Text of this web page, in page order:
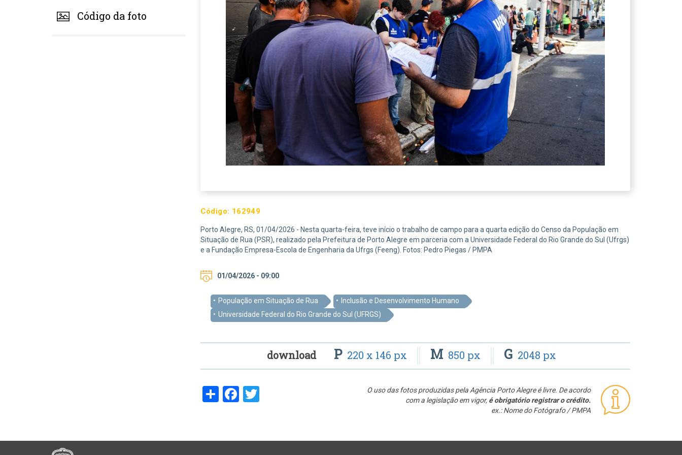
Código da foto
Código: 162949
Porto Alegre, RS, 01/04/2026 - Nesta quarta-feira, teve início o trabalho de campo para a quarta edição do Censo da População em
Situação de Rua (PSR), realizado pela Prefeitura de Porto Alegre em parceria com a Universidade Federal do Rio Grande do Sul (Ufrgs)
e a Fundação Empresa-Escola de Engenharia da Ufrgs (Feeng). Fotos: Pedro Piegas / PMPA
01/04/2026 - 09:00
População em Situação de Rua
Inclusão e Desenvolvimento Humano
Universidade Federal do Rio Grande do Sul (UFRGS)
download P 220 x 146 px M 850 px G 2048 px
O uso das fotos produzidas pela Agência Porto Alegre é livre. De acordo
com a legislação em vigor, é obrigatório registrar o crédito.
ex.: Nome do Fotógrafo / PMPA
ShareFacebook
Twitter